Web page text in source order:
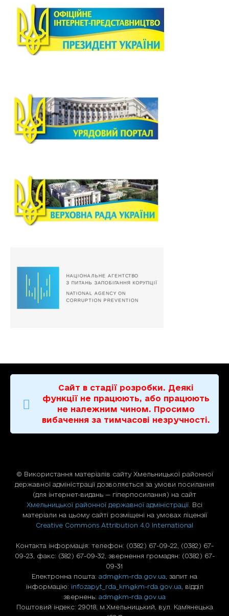
Сайт в стадії розробки. Деякі
функції не працюють, або працюють
не належним чином. Просимо
вибачення за тимчасові незручності.
© Використання матерiалiв сайту Хмельницької районної
державної адміністрації дозволяється за умови посилання
(для iнтернет-видань — гiперпосилання) на сайт
Хмельницької районної державної адміністрації . Всі
матеріали на цьому сайті розміщені на умовах ліцензії
Creative Commons Attribution 4.0 International
Контакта інформація: телефон: (0382) 67-09-22, (0382) 67-
09-23, факс: (382) 67-09-32, звернення громадян: (0382) 67-
09-31
Електронна пошта: adm@km-rda.gov.ua , запит на
інформацію: infozapyt_rda_km@km-rda.gov.ua , відділ
звернень: adm@km-rda.gov.ua
Поштовий індекс: 29018, м.Хмельницький, вул. Кам'янецька